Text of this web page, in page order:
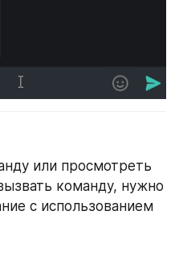
или просмотреть
команду, нужно
с использованием